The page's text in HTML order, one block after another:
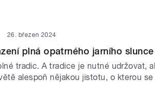
26. březen 2024
plná opatrného jarního slunce
tradic. A tradice je nutné udržovat,
alespoň nějakou jistotu, o kterou